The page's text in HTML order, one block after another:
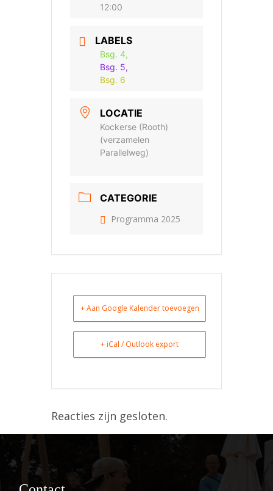
12:00
LABELS
Bsg. 4,
Bsg. 5,
Bsg. 6
LOCATIE
Kockerse (Rooth)
(verzamelen
Parallelweg)
CATEGORIE
Programma 2025
+ Aan Google Kalender toevoegen
+ iCal / Outlook export
Reacties zijn gesloten.